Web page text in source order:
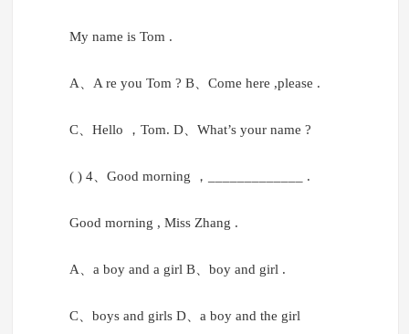
My name is Tom .
A、A re you Tom ? B、Come here ,please .
C、Hello ，Tom. D、What’s your name ?
( ) 4、Good morning ，_____________ .
Good morning , Miss Zhang .
A、a boy and a girl B、boy and girl .
C、boys and girls D、a boy and the girl